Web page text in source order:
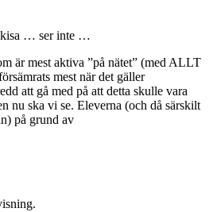
kisa … ser inte …
är mest aktiva ”på nätet” (med ALLT
mest när det gäller
att gå med på att detta skulle vara
nu ska vi se. Eleverna (och då särskilt
på grund av